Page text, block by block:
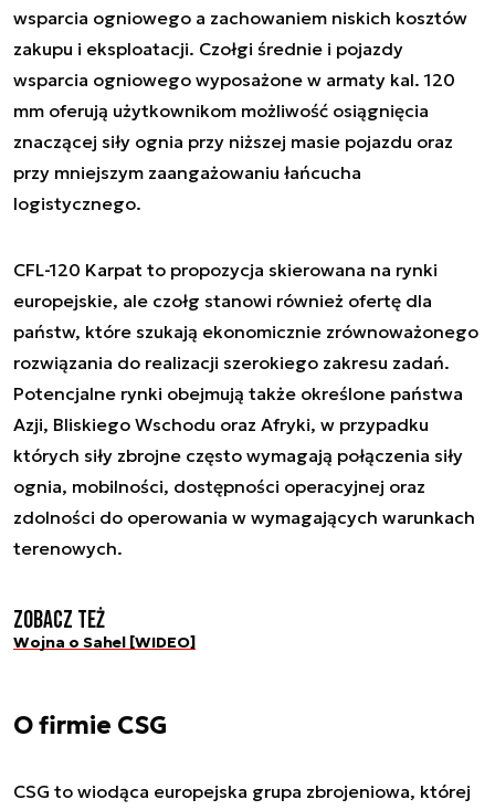
wsparcia ogniowego a zachowaniem niskich kosztów
zakupu i eksploatacji. Czołgi średnie i pojazdy
wsparcia ogniowego wyposażone w armaty kal. 120
mm oferują użytkownikom możliwość osiągnięcia
znaczącej siły ognia przy niższej masie pojazdu oraz
przy mniejszym zaangażowaniu łańcucha
logistycznego.
CFL-120 Karpat to propozycja skierowana na rynki
europejskie, ale czołg stanowi również ofertę dla
państw, które szukają ekonomicznie zrównoważonego
rozwiązania do realizacji szerokiego zakresu zadań.
Potencjalne rynki obejmują także określone państwa
Azji, Bliskiego Wschodu oraz Afryki, w przypadku
których siły zbrojne często wymagają połączenia siły
ognia, mobilności, dostępności operacyjnej oraz
zdolności do operowania w wymagających warunkach
terenowych.
Zobacz też
Wojna o Sahel [WIDEO]
O firmie CSG
CSG to wiodąca europejska grupa zbrojeniowa, której